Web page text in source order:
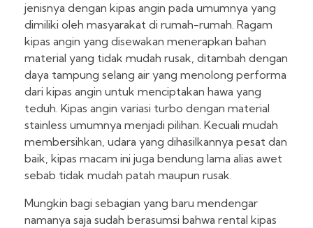
jenisnya dengan kipas angin pada umumnya yang
dimiliki oleh masyarakat di rumah-rumah. Ragam
kipas angin yang disewakan menerapkan bahan
material yang tidak mudah rusak, ditambah dengan
daya tampung selang air yang menolong performa
dari kipas angin untuk menciptakan hawa yang
teduh. Kipas angin variasi turbo dengan material
stainless umumnya menjadi pilihan. Kecuali mudah
membersihkan, udara yang dihasilkannya pesat dan
baik, kipas macam ini juga bendung lama alias awet
sebab tidak mudah patah maupun rusak.
Mungkin bagi sebagian yang baru mendengar
namanya saja sudah berasumsi bahwa rental kipas